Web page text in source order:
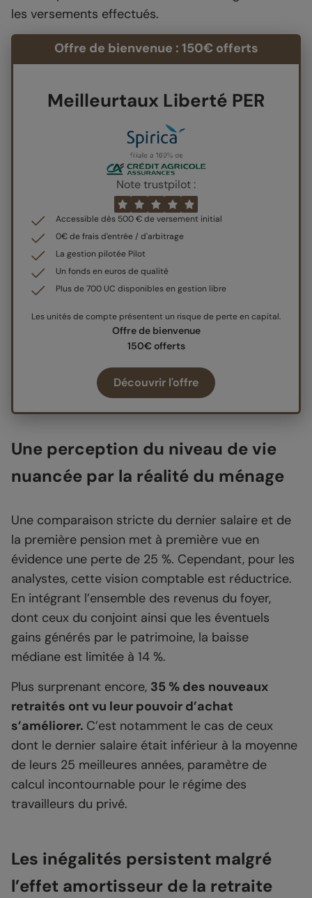
les versements effectués.
Offre de bienvenue : 150€ offerts
Meilleurtaux Liberté PER
Note trustpilot :
Accessible dès 500 € de versement initial
0€ de frais d'entrée / d'arbitrage
La gestion pilotée Pilot
Un fonds en euros de qualité
Plus de 700 UC disponibles en gestion libre
Les unités de compte présentent un risque de perte en capital.
Offre de bienvenue
150€ offerts
Découvrir l'offre
Une perception du niveau de vie
nuancée par la réalité du ménage
Une comparaison stricte du dernier salaire et de
la première pension met à première vue en
évidence une perte de 25 %. Cependant, pour les
analystes, cette vision comptable est réductrice.
En intégrant l’ensemble des revenus du foyer,
dont ceux du conjoint ainsi que les éventuels
gains générés par le patrimoine, la baisse
médiane est limitée à 14 %.
Plus surprenant encore, 35 % des nouveaux
retraités ont vu leur pouvoir d’achat
s’améliorer. C’est notamment le cas de ceux
dont le dernier salaire était inférieur à la moyenne
de leurs 25 meilleures années, paramètre de
calcul incontournable pour le régime des
travailleurs du privé.
Les inégalités persistent malgré
l’effet amortisseur de la retraite